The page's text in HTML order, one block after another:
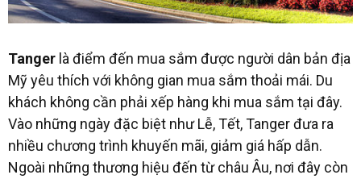
Tanger là điểm đến mua sắm được người dân bản địa
Mỹ yêu thích với không gian mua sắm thoải mái. Du
khách không cần phải xếp hàng khi mua sắm tại đây.
Vào những ngày đặc biệt như Lễ, Tết, Tanger đưa ra
nhiều chương trình khuyến mãi, giảm giá hấp dẫn.
Ngoài những thương hiệu đến từ châu Âu, nơi đây còn